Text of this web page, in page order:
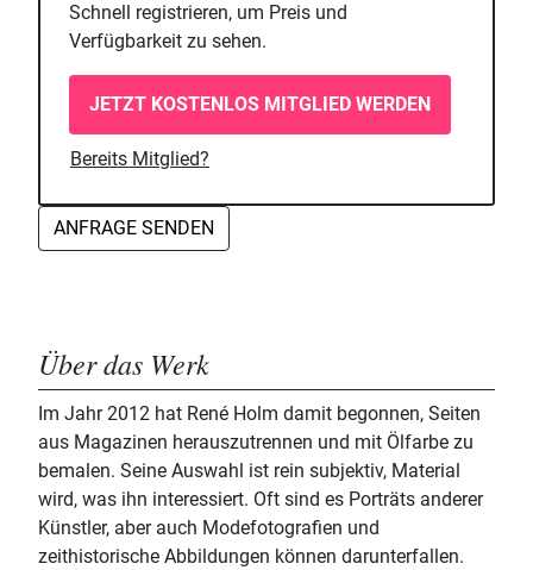
Schnell registrieren, um Preis und
Verfügbarkeit zu sehen.
JETZT KOSTENLOS MITGLIED WERDEN
Bereits Mitglied?
ANFRAGE SENDEN
Über das Werk
Im Jahr 2012 hat René Holm damit begonnen, Seiten
aus Magazinen herauszutrennen und mit Ölfarbe zu
bemalen. Seine Auswahl ist rein subjektiv, Material
wird, was ihn interessiert. Oft sind es Porträts anderer
Künstler, aber auch Modefotografien und
zeithistorische Abbildungen können darunterfallen.